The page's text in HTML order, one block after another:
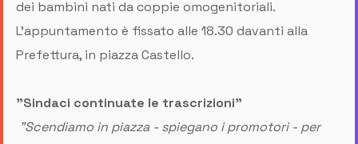
dei bambini nati da coppie omogenitoriali.
L'appuntamento è fissato alle 18.30 davanti alla
Prefettura, in piazza Castello.
"Sindaci continuate le trascrizioni"
"Scendiamo in piazza - spiegano i promotori - per